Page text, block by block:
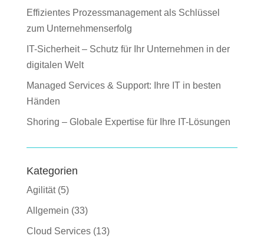
Effizientes Prozessmanagement als Schlüssel
zum Unternehmenserfolg
IT-Sicherheit – Schutz für Ihr Unternehmen in der
digitalen Welt
Managed Services & Support: Ihre IT in besten
Händen
Shoring – Globale Expertise für Ihre IT-Lösungen
Kategorien
Agilität(5)
Allgemein (33)
Cloud Services(13)